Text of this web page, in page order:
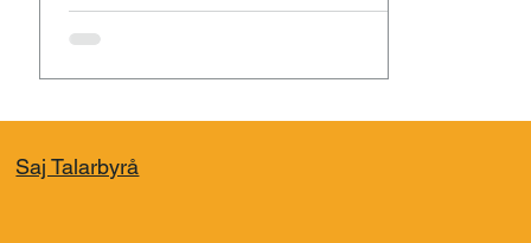
Saj Talarbyrå